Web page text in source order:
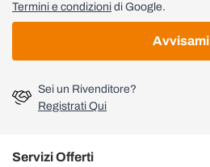
Termini e condizioni di Google.
Avvisami
Sei un Rivenditore?
Registrati Qui
Servizi Offerti